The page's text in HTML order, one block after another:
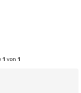
1von 1